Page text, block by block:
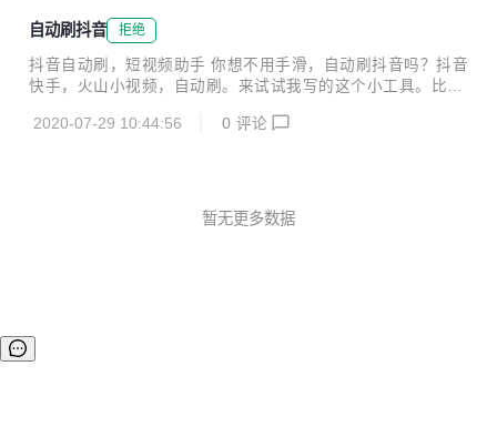
自动刷抖音 拒绝
抖音自动刷，短视频助手 你想不用手滑，自动刷抖音吗？抖音
快手，火山小视频，自动刷。来试试我写的这个小工具。比按
菜做饭，一边刷抖音。遇到长视频会自动等待视频播放完，才
2020-07-29 10:44:56 0 评论
暂无更多数据